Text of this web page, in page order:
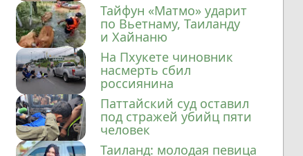
Тайфун «Матмо» ударит
по Вьетнаму, Таиланду
и Хайнаню
На Пхукете чиновник
насмерть сбил
россиянина
Паттайский суд оставил
под стражей убийц пяти
человек
Таиланд: молодая певица